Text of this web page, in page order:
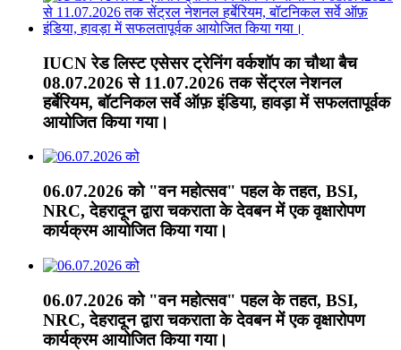
IUCN रेड लिस्ट एसेसर ट्रेनिंग वर्कशॉप का चौथा बैच
08.07.2026 से 11.07.2026 तक सेंट्रल नेशनल
हर्बेरियम, बॉटनिकल सर्वे ऑफ़ इंडिया, हावड़ा में सफलतापूर्वक
आयोजित किया गया।
06.07.2026 को "वन महोत्सव" पहल के तहत, BSI,
NRC, देहरादून द्वारा चकराता के देवबन में एक वृक्षारोपण
कार्यक्रम आयोजित किया गया।
06.07.2026 को "वन महोत्सव" पहल के तहत, BSI,
NRC, देहरादून द्वारा चकराता के देवबन में एक वृक्षारोपण
कार्यक्रम आयोजित किया गया।